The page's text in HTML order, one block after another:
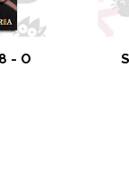
- O